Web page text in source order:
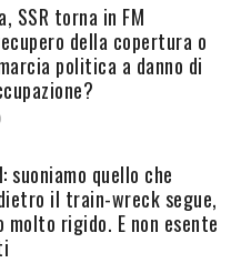
SSR torna in FM
della copertura o
politica a danno di
suoniamo quello che
il train-wreck segue,
molto rigido. E non esente